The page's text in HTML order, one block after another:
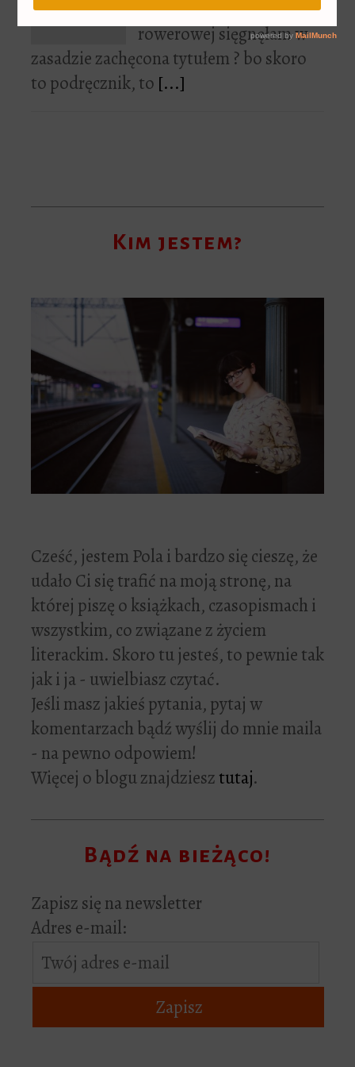
Po Podręcznik przygody
rowerowej sięgnęłam w
zasadzie zachęcona tytułem ? bo skoro
to podręcznik, to [...]
Kim jestem?
Cześć, jestem Pola i bardzo się cieszę, że
udało Ci się trafić na moją stronę, na
której piszę o książkach, czasopismach i
wszystkim, co związane z życiem
literackim. Skoro tu jesteś, to pewnie tak
jak i ja - uwielbiasz czytać.
Jeśli masz jakieś pytania, pytaj w
komentarzach bądź wyślij do mnie maila
- na pewno odpowiem!
Więcej o blogu znajdziesztutaj.
Bądź na bieżąco!
Zapisz się na newsletter
Adres e-mail: